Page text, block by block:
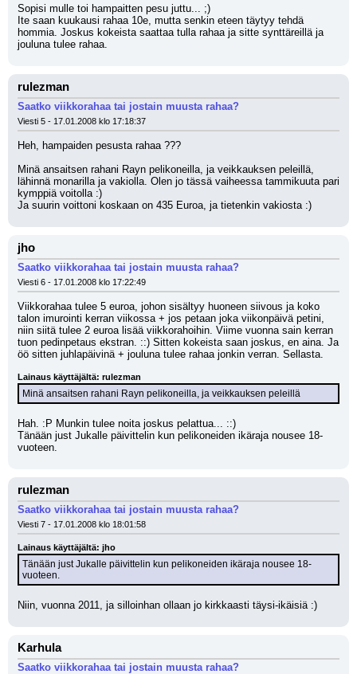
Sopisi mulle toi hampaitten pesu juttu... ;)
Ite saan kuukausi rahaa 10e, mutta senkin eteen täytyy tehdä
hommia. Joskus kokeista saattaa tulla rahaa ja sitte synttäreillä ja
jouluna tulee rahaa.
rulezman
Saatko viikkorahaa tai jostain muusta rahaa?
Viesti 5 - 17.01.2008 klo 17:18:37
Heh, hampaiden pesusta rahaa ???
Minä ansaitsen rahani Rayn pelikoneilla, ja veikkauksen peleillä,
lähinnä monarilla ja vakiolla. Olen jo tässä vaiheessa tammikuuta pari
kymppiä voitolla :)
Ja suurin voittoni koskaan on 435 Euroa, ja tietenkin vakiosta :)
jho
Saatko viikkorahaa tai jostain muusta rahaa?
Viesti 6 - 17.01.2008 klo 17:22:49
Viikkorahaa tulee 5 euroa, johon sisältyy huoneen siivous ja koko
talon imurointi kerran viikossa + jos petaan joka viikonpäivä petini,
niin siitä tulee 2 euroa lisää viikkorahoihin. Viime vuonna sain kerran
tuon pedinpetaus ekstran. ::) Sitten kokeista saan joskus, en aina. Ja
öö sitten juhlapäivinä + jouluna tulee rahaa jonkin verran. Sellasta.
Lainaus käyttäjältä: rulezman
Minä ansaitsen rahani Rayn pelikoneilla, ja veikkauksen peleillä
Hah. :P Munkin tulee noita joskus pelattua... ::)
Tänään just Jukalle päivittelin kun pelikoneiden ikäraja nousee 18-
vuoteen.
rulezman
Saatko viikkorahaa tai jostain muusta rahaa?
Viesti 7 - 17.01.2008 klo 18:01:58
Lainaus käyttäjältä: jho
Tänään just Jukalle päivittelin kun pelikoneiden ikäraja nousee 18-
vuoteen.
Niin, vuonna 2011, ja silloinhan ollaan jo kirkkaasti täysi-ikäisiä :)
Karhula
Saatko viikkorahaa tai jostain muusta rahaa?